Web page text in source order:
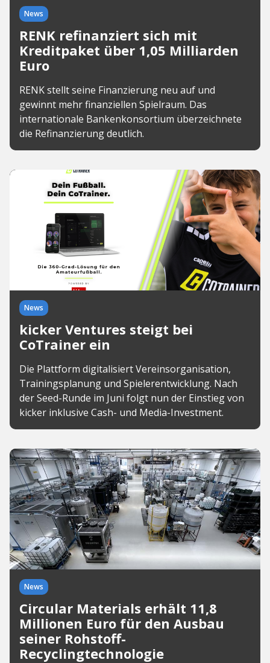
News
RENK refinanziert sich mit
Kreditpaket über 1,05 Milliarden
Euro
RENK stellt seine Finanzierung neu auf und
gewinnt mehr finanziellen Spielraum. Das
internationale Bankenkonsortium überzeichnete
die Refinanzierung deutlich.
News
kicker Ventures steigt bei
CoTrainer ein
Die Plattform digitalisiert Vereinsorganisation,
Trainingsplanung und Spielerentwicklung. Nach
der Seed-Runde im Juni folgt nun der Einstieg von
kicker inklusive Cash- und Media-Investment.
News
Circular Materials erhält 11,8
Millionen Euro für den Ausbau
seiner Rohstoff-
Recyclingtechnologie